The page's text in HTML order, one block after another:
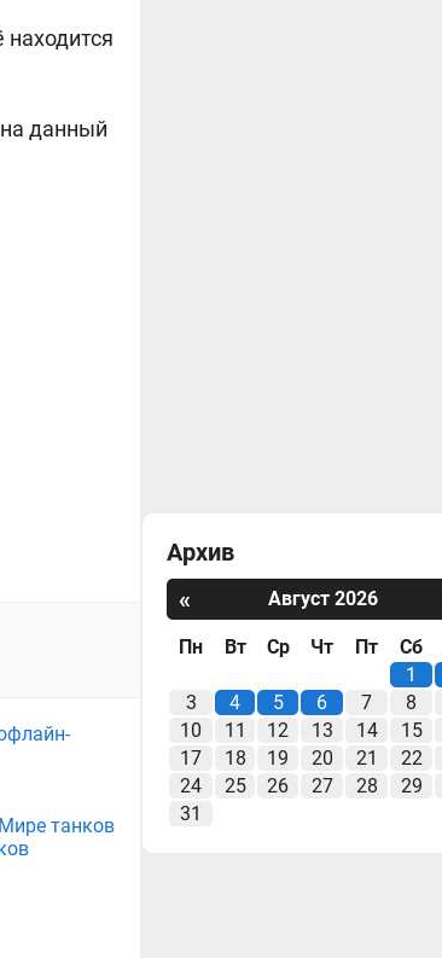
данный
танков
Архив
«
Август 2026
Пн Вт Ср Чт Пт
Сб
1
3
4 5 6 7
8
10
11 12 13 14
15
17
18 19 20 21
22
24
25 26 27 28
29
31